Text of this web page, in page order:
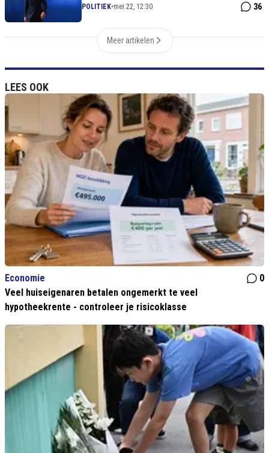
start verhoren over avondklok en
POLITIEK•mei 22, 12:30 36
Meer artikelen
LEES OOK
Economie
0
Veel huiseigenaren betalen ongemerkt te veel
hypotheekrente - controleer je risicoklasse